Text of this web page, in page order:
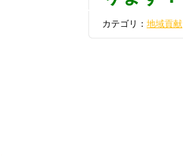
カテゴリ： 地域貢献